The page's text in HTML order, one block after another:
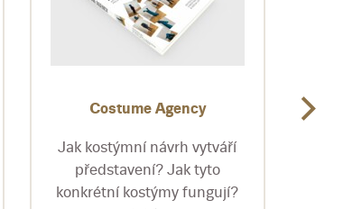
Costume Agency
Jak kostýmní návrh vytváří
představení? Jak tyto
konkrétní kostýmy fungují?